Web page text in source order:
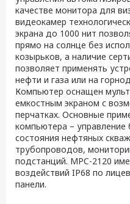
качестве монитора для
видеокамер
экрана до 1000 нит
прямо на солнце без
козырьков, а наличие
позволяет применять
нефти и газа или на
Компьютер оснащен
емкостным экраном с
перчатках. Основные
компьютера – управление
состояния нефтяных
трубопроводов,
подстанций. MPC-2120
воздействий IP68 по
панели.